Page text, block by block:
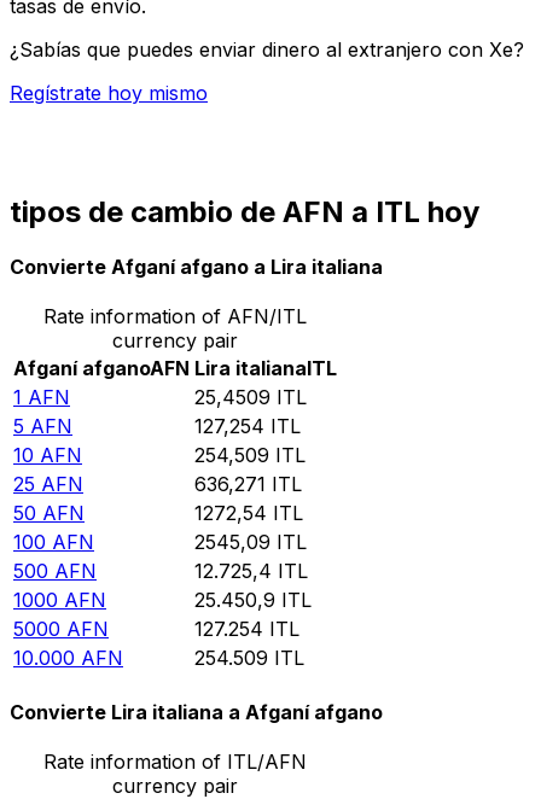
tasas de envío.
¿Sabías que puedes enviar dinero al extranjero con Xe?
Regístrate hoy mismo
tipos de cambio de AFN a ITL hoy
Convierte Afganí afgano a Lira italiana
Rate information of AFN/ITL
currency pair
Afganí afganoAFN Lira italianaITL
1 AFN 25,4509 ITL
5 AFN 127,254 ITL
10 AFN 254,509 ITL
25 AFN 636,271 ITL
50 AFN 1272,54 ITL
100 AFN 2545,09 ITL
500 AFN 12.725,4 ITL
1000 AFN 25.450,9 ITL
5000 AFN 127.254 ITL
10.000 AFN 254.509 ITL
Convierte Lira italiana a Afganí afgano
Rate information of ITL/AFN
currency pair